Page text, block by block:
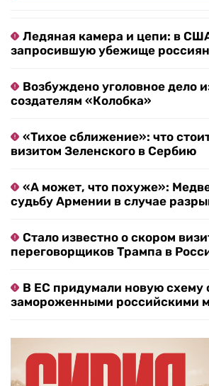
Ледяная камера и цепи: в
запросившую убежище
Возбуждено уголовное дело
создателям «Колобка»
«Тихое сближение»: что
визитом Зеленского в Сербию
«А может, что похуже»:
судьбу Армении в случае
Стало известно о скором
переговорщиков Трампа в
В ЕС придумали новую схему
замороженными российскими